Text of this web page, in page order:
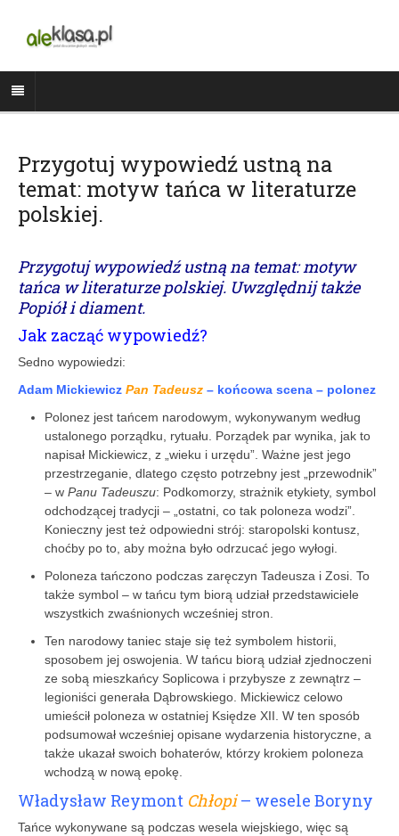
Przygotuj wypowiedź ustną na
temat: motyw tańca w literaturze
polskiej.
Przygotuj wypowiedź ustną na temat: motyw
tańca w literaturze polskiej. Uwzględnij także
Popiół i diament.
Jak zacząć wypowiedź?
Sedno wypowiedzi:
Adam Mickiewicz Pan Tadeusz – końcowa scena – polonez
Polonez jest tańcem narodowym, wykonywanym według
ustalonego porządku, rytuału. Porządek par wynika, jak to
napisał Mickiewicz, z „wieku i urzędu”. Ważne jest jego
przestrzeganie, dlatego często potrzebny jest „przewodnik”
– w Panu Tadeuszu: Podkomorzy, strażnik etykiety, symbol
odchodzącej tradycji – „ostatni, co tak poloneza wodzi”.
Konieczny jest też odpowiedni strój: staropolski kontusz,
choćby po to, aby można było odrzucać jego wyłogi.
Poloneza tańczono podczas zaręczyn Tadeusza i Zosi. To
także symbol – w tańcu tym biorą udział przedstawiciele
wszystkich zwaśnionych wcześniej stron.
Ten narodowy taniec staje się też symbolem historii,
sposobem jej oswojenia. W tańcu biorą udział zjednoczeni
ze sobą mieszkańcy Soplicowa i przybysze z zewnątrz –
legioniści generała Dąbrowskiego. Mickiewicz celowo
umieścił poloneza w ostatniej Księdze XII. W ten sposób
podsumował wcześniej opisane wydarzenia historyczne, a
także ukazał swoich bohaterów, którzy krokiem poloneza
wchodzą w nową epokę.
Władysław Reymont Chłopi– wesele Boryny
Tańce wykonywane są podczas wesela wiejskiego, więc są